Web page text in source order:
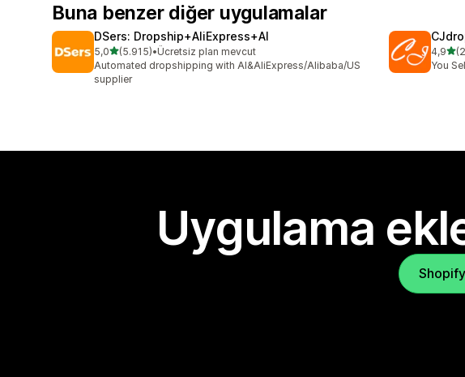
Buna benzer diğer uygulamalar
DSers: Dropship+AliExpress+AI
5,05 yıldız üzerinden
(5.915)
toplam 5915 değerlendirme
•Ücretsiz plan mevcut
Automated dropshipping with AI&AliExpress/Alibaba/US
supplier
4,95
You
Uygulama